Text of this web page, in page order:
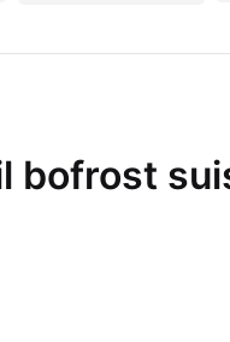
bofrost